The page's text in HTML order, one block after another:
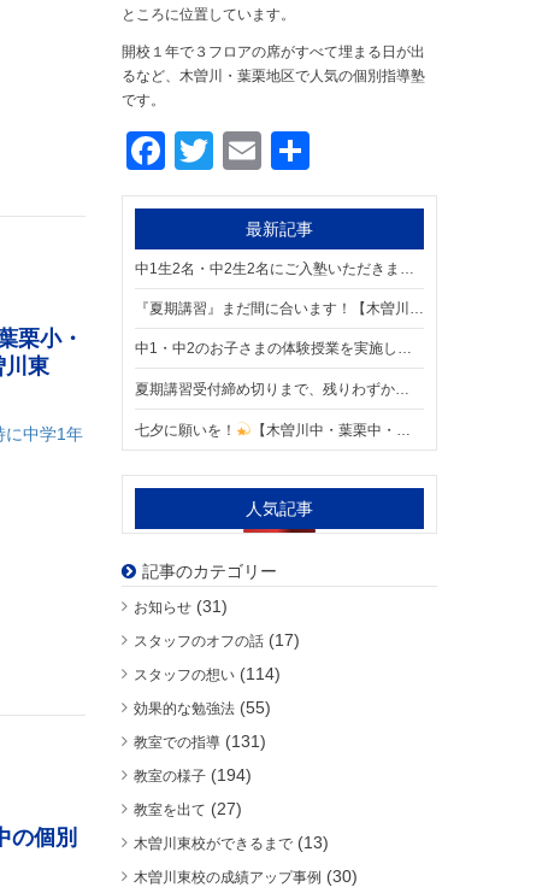
栗小・
東
に中学1年
の個別
ところに位置しています。
開校１年で３フロアの席がすべて埋まる日が出
るなど、木曽川・葉栗地区で人気の個別指導塾
です。
Facebook
TwitterEmail
有
最新記事
中1生2名・中2生2名にご入塾いただきました！【木曽川中・葉栗中・北方中・今伊勢中・浅井中・木曽川東小・葉栗小・葉栗北小の個別指導塾 明海学院 一宮木曽川東校】
『夏期講習』まだ間に合います！【木曽川中・葉栗中・北方中・今伊勢中・浅井中・木曽川東小・葉栗小・葉栗北小の個別指導塾 明海学院 一宮木曽川東校】
中1・中2のお子さまの体験授業を実施しました！【木曽川中・葉栗中・北方中・今伊勢中・浅井中・木曽川東小・葉栗小・葉栗北小の個別指導塾 明海学院 一宮木曽川東校】
夏期講習受付締め切りまで、残りわずか
七夕に願いを！ 【木曽川中・葉栗中・北方中・今伊勢中・浅井中・木曽川東小・葉栗小・葉栗北小の個別指導塾 明海学院 一宮木曽川東校】
人気記事
記事のカテゴリー
お知らせ(31)
スタッフのオフの話(17)
スタッフの想い(114)
効果的な勉強法(55)
教室での指導(131)
教室の様子(194)
教室を出て (27)
木曽川東校ができるまで(13)
木曽川東校の成績アップ事例 (30)